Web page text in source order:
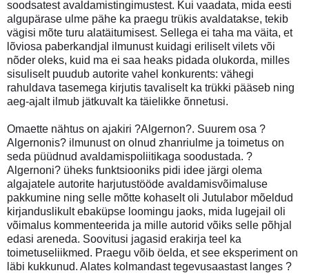
soodsatest avaldamistingimustest. Kui vaadata, mida eesti
algupärase ulme pähe ka praegu trükis avaldatakse, tekib
vägisi mõte turu alatäitumisest. Sellega ei taha ma väita, et
lõviosa paberkandjal ilmunust kuidagi eriliselt vilets või
nõder oleks, kuid ma ei saa heaks pidada olukorda, milles
sisuliselt puudub autorite vahel konkurents: vähegi
rahuldava tasemega kirjutis tavaliselt ka trükki pääseb ning
aeg-ajalt ilmub jätkuvalt ka täielikke õnnetusi.
Omaette nähtus on ajakiri ?Algernon?. Suurem osa ?
Algernonis? ilmunust on olnud zhanriulme ja toimetus on
seda püüdnud avaldamispoliitikaga soodustada. ?
Algernoni? üheks funktsiooniks pidi idee järgi olema
algajatele autorite harjutustööde avaldamisvõimaluse
pakkumine ning selle mõtte kohaselt oli Jutulabor mõeldud
kirjanduslikult ebaküpse loomingu jaoks, mida lugejail oli
võimalus kommenteerida ja mille autorid võiks selle põhjal
edasi areneda. Soovitusi jagasid erakirja teel ka
toimetuseliikmed. Praegu võib öelda, et see eksperiment on
läbi kukkunud. Alates kolmandast tegevusaastast langes ?